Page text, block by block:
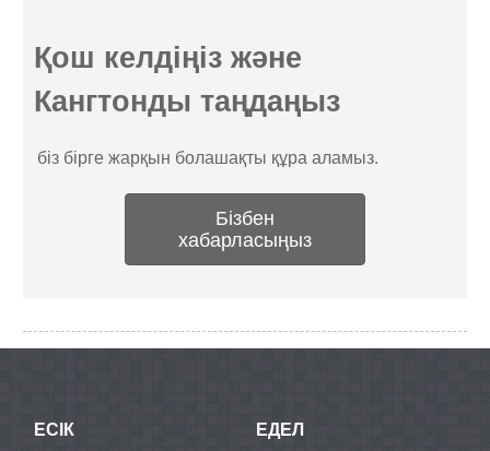
Қош келдіңіз және
Кангтонды таңдаңыз
біз бірге жарқын болашақты құра аламыз.
Бізбен
хабарласыңыз
ЕСІК ЕДЕЛ